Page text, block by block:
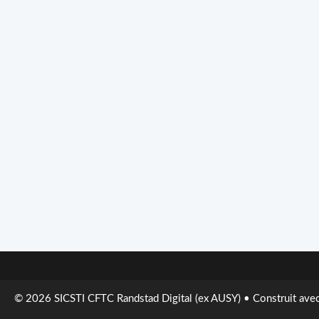
© 2026 SICSTI CFTC Randstad Digital (ex AUSY) • Construit